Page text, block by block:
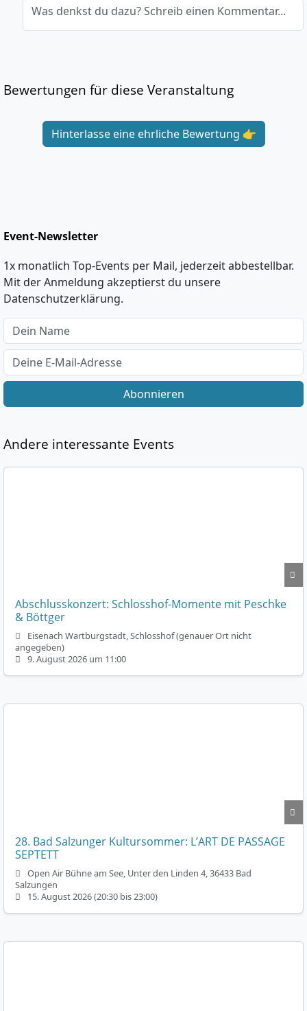
Was denkst du dazu? Schreib einen Kommentar...
Bewertungen für diese Veranstaltung
Hinterlasse eine ehrliche Bewertung 👉
Event-Newsletter
1x monatlich Top-Events per Mail, jederzeit abbestellbar.
Mit der Anmeldung akzeptierst du unsere
Datenschutzerklärung.
Abonnieren
Andere interessante Events
Abschlusskonzert: Schlosshof-Momente mit Peschke
& Böttger
Eisenach Wartburgstadt, Schlosshof (genauer Ort nicht
angegeben)
9. August 2026 um 11:00
28. Bad Salzunger Kultursommer: L’ART DE PASSAGE
SEPTETT
Open Air Bühne am See, Unter den Linden 4, 36433 Bad
Salzungen
15. August 2026 (20:30 bis 23:00)